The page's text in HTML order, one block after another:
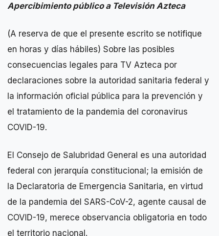
Apercibimiento público a Televisión Azteca
(A reserva de que el presente escrito se notifique
en horas y días hábiles) Sobre las posibles
consecuencias legales para TV Azteca por
declaraciones sobre la autoridad sanitaria federal y
la información oficial pública para la prevención y
el tratamiento de la pandemia del coronavirus
COVID-19.
El Consejo de Salubridad General es una autoridad
federal con jerarquía constitucional; la emisión de
la Declaratoria de Emergencia Sanitaria, en virtud
de la pandemia del SARS-CoV-2, agente causal de
COVID-19, merece observancia obligatoria en todo
el territorio nacional.